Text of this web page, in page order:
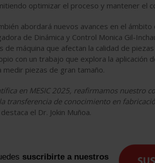
optimizar el proceso y mantener el
abordará nuevos avances en el ámbito
de Dinámica y Control Monica Gil-
de máquina que afectan la calidad de
con un trabajo que explora la aplicación
piezas de gran tamaño.
en MESIC 2025, reafirmamos nuestro
transferencia de conocimiento en
el Dr. Jokin Muñoa.
suscribirte a nuestros